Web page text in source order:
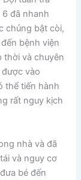
đã nhanh
chủng bật còi,
bệnh viện
thời và chuyên
vào
thể tiến hành
rất nguy kịch
nhà và đã
và nguy cơ
bé đến